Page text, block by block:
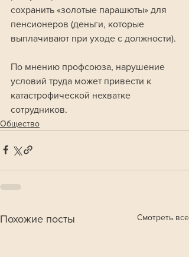
сохранить «золотые парашюты» для
пенсионеров (деньги, которые
выплачивают при уходе с должности).
По мнению профсоюза, нарушение
условий труда может привести к
катастрофической нехватке
сотрудников.
Общество
Похожие посты Смотреть все